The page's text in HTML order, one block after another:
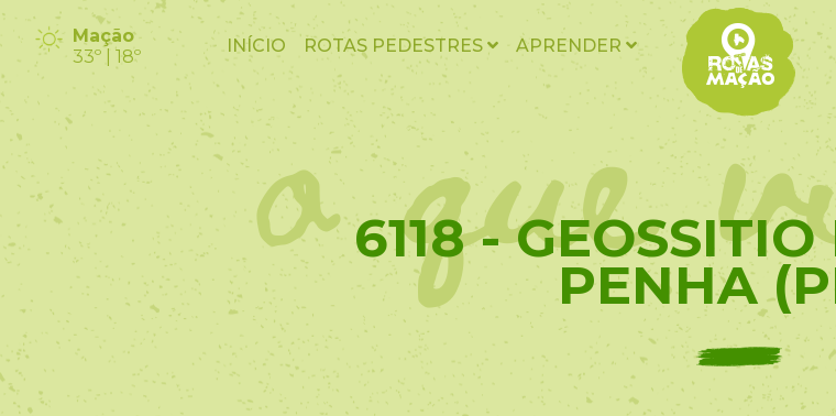
Mação
33º | 18º
INÍCIO ROTAS PEDESTRES APRENDER
o que
6118 -
PENHA